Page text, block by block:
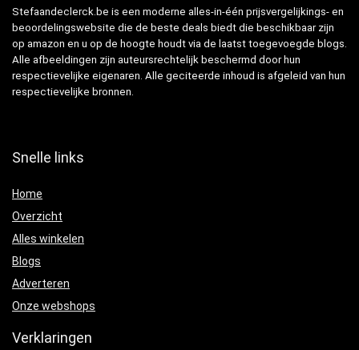
Stefaandeclerck.be is een moderne alles-in-één prijsvergelijkings- en
beoordelingswebsite die de beste deals biedt die beschikbaar zijn
op amazon en u op de hoogte houdt via de laatst toegevoegde blogs.
Alle afbeeldingen zijn auteursrechtelijk beschermd door hun
respectievelijke eigenaren. Alle geciteerde inhoud is afgeleid van hun
respectievelijke bronnen.
Snelle links
Home
Overzicht
Alles winkelen
Blogs
Adverteren
Onze webshops
Verklaringen